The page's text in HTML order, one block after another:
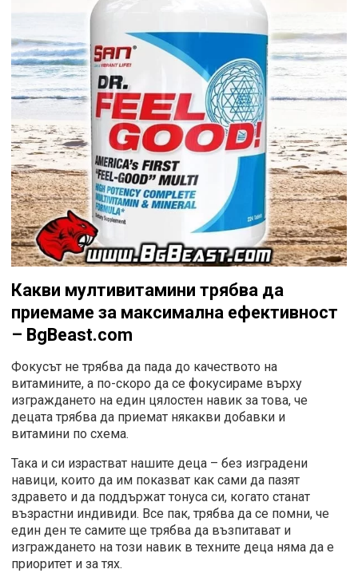
Какви мултивитамини трябва да
приемаме за максимална ефективност
– BgBeast.com
Фокусът не трябва да пада до качеството на
витамините, а по-скоро да се фокусираме върху
изграждането на един цялостен навик за това, че
децата трябва да приемат някакви добавки и
витамини по схема.
Така и си израстват нашите деца – без изградени
навици, които да им показват как сами да пазят
здравето и да поддържат тонуса си, когато станат
възрастни индивиди. Все пак, трябва да се помни, че
един ден те самите ще трябва да възпитават и
изграждането на този навик в техните деца няма да е
приоритет и за тях.